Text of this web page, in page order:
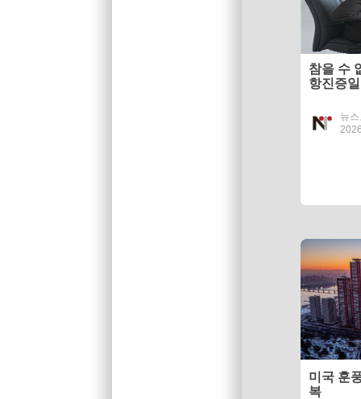
참을 수
항진증
뉴
미국 훈
복